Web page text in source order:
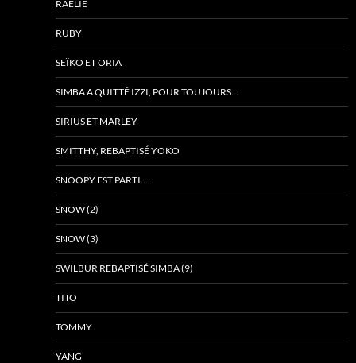
RAÉLIE
RUBY
SEÏKO ET ORIA
SIMBA A QUITTÉ IZZI, POUR TOUJOURS…
SIRIUS ET MARLEY
SMITTHY, REBAPTISÉ YOKO
SNOOPY EST PARTI…
SNOW (2)
SNOW (3)
SWILBUR REBAPTISÉ SIMBA (9)
TITO
TOMMY
YANG